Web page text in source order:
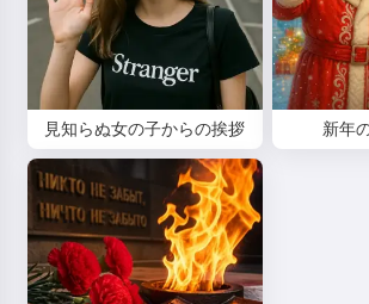
見知らぬ女の子からの挨拶 新年